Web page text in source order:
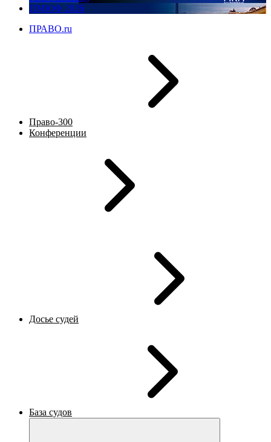
ПМЮФ 2026
ПРАВО.ru
Право-300
Конференции
Досье судей
База судов